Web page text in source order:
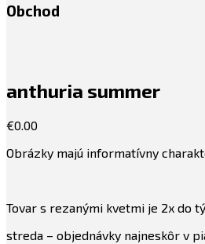
Obchod
anthuria summer
€0.00
Obrázky majú informatívny
Tovar s rezanými kvetmi je 2x do
streda – objednávky najneskôr v